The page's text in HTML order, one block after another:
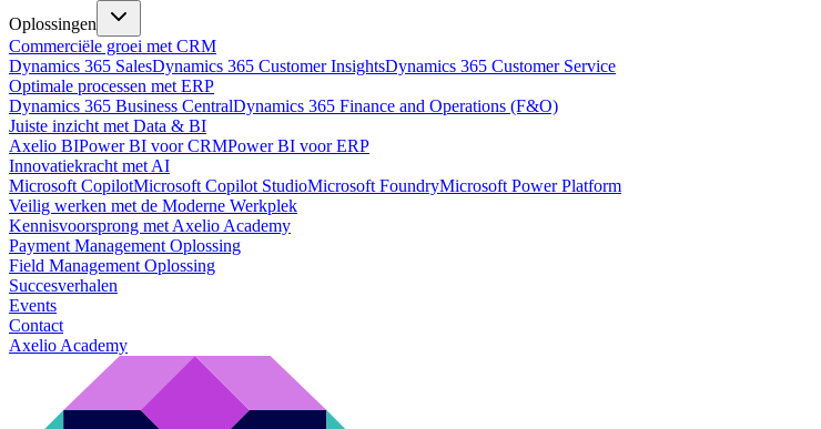
Oplossingen
Commerciële groei met CRM
Dynamics 365 SalesDynamics 365 Customer InsightsDynamics 365 Customer Service
Optimale processen met ERP
Dynamics 365 Business CentralDynamics 365 Finance and Operations (F&O)
Juiste inzicht met Data & BI
Axelio BIPower BI voor CRMPower BI voor ERP
Innovatiekracht met AI
Microsoft CopilotMicrosoft Copilot StudioMicrosoft FoundryMicrosoft Power Platform
Veilig werken met de Moderne Werkplek
Kennisvoorsprong met Axelio Academy
Payment Management Oplossing
Field Management Oplossing
Succesverhalen
Events
Contact
Axelio Academy